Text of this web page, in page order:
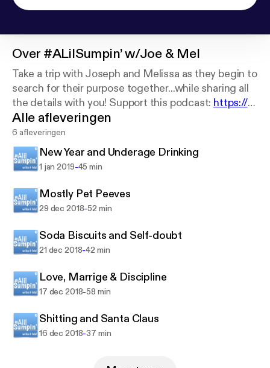
Over #ALilSumpin’ w/Joe & Mel
Take a trip with Joseph and Melissa as they begin to
search for their purpose together...while sharing all
the details with you! Support this podcast: https://a
nchor.fm/sumpin/support
Alle afleveringen
6 afleveringen
New Year and Underage Drinking
1 jan 2019-45 min
Mostly Pet Peeves
29 dec 2018-52 min
Soda Biscuits and Self-doubt
21 dec 2018-42 min
Love, Marrige & Discipline
17 dec 2018-58 min
Shitting and Santa Claus
16 dec 2018-37 min